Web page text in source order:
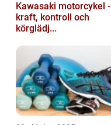
Kawasaki motorcykel -
kraft, kontroll och
körglädj...